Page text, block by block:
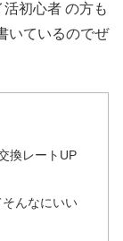
初心者 の方も
いているのでぜ
換レートUP
そんなにいい